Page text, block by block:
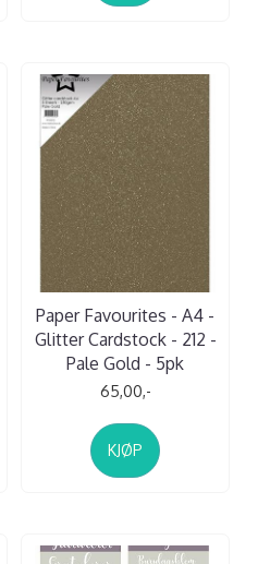
Paper Favourites - A4 -
Glitter Cardstock - 212 -
Pale Gold - 5pk
65,00,-
KJØP